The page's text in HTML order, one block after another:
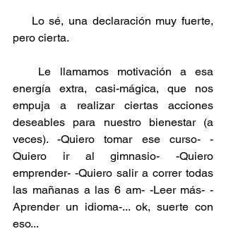
pero cierta.
energía extra, casi-mágica, que nos
empuja a realizar ciertas acciones
deseables para nuestro bienestar (a
veces). -Quiero tomar ese curso- -
Quiero ir al gimnasio- -Quiero
emprender- -Quiero salir a correr todas
las mañanas a las 6 am- -Leer más- -
Aprender un idioma-... ok, suerte con
eso...